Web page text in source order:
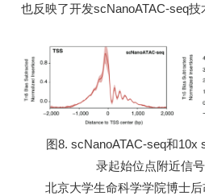
也反映了开发scNanoATAC-seq技
图8. scNanoATAC-seq和10x
录起始位点附近信
北京大学生命科学学院博士后